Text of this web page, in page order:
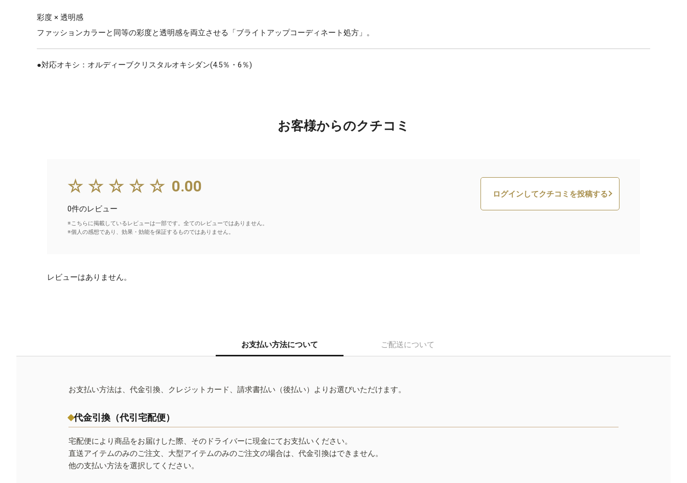
彩度 × 透明感
ファッションカラーと同等の彩度と透明感を両立させる「ブライトアップコーディネート処方」。
●対応オキシ：オルディーブクリスタルオキシダン(4.5％・6％)
お客様からのクチコミ
☆☆☆☆☆ 0.00
0件のレビュー
※こちらに掲載しているレビューは一部です。全てのレビューではありません。
※個人の感想であり、効果・効能を保証するものではありません。
ログインしてクチコミを投稿する
レビューはありません。
お支払い方法について ご配送について
お支払い方法は、代金引換、クレジットカード、請求書払い（後払い）よりお選びいただけます。
代金引換（代引宅配便）
宅配便により商品をお届けした際、そのドライバーに現金にてお支払いください。
直送アイテムのみのご注文、大型アイテムのみのご注文の場合は、代金引換はできません。
他の支払い方法を選択してください。